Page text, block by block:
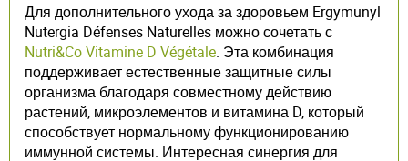
Для дополнительного ухода за здоровьем Ergymunyl
Nutergia Défenses Naturelles можно сочетать с
Nutri&Co Vitamine D Végétale. Эта комбинация
поддерживает естественные защитные силы
организма благодаря совместному действию
растений, микроэлементов и витамина D, который
способствует нормальному функционированию
иммунной системы. Интересная синергия для